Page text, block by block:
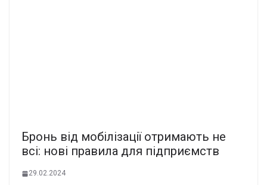
Бронь від мобілізації отримають не
всі: нові правила для підприємств
29.02.2024